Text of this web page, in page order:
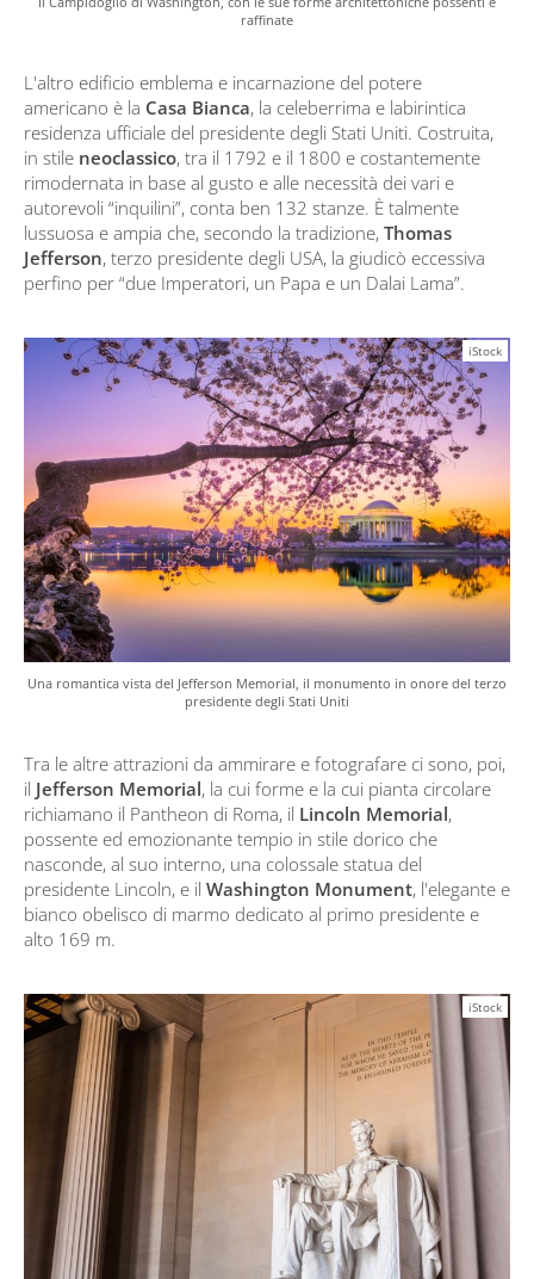
raffinate
L'altro edificio emblema e incarnazione del potere
americano è la Casa Bianca, la celeberrima e labirintica
residenza ufficiale del presidente degli Stati Uniti. Costruita,
in stile neoclassico, tra il 1792 e il 1800 e costantemente
rimodernata in base al gusto e alle necessità dei vari e
autorevoli “inquilini”, conta ben 132 stanze. È talmente
lussuosa e ampia che, secondo la tradizione, Thomas
Jefferson, terzo presidente degli USA, la giudicò eccessiva
perfino per “due Imperatori, un Papa e un Dalai Lama”.
iStock
Una romantica vista del Jefferson Memorial, il monumento in onore del terzo
presidente degli Stati Uniti
Tra le altre attrazioni da ammirare e fotografare ci sono, poi,
il Jefferson Memorial, la cui forme e la cui pianta circolare
richiamano il Pantheon di Roma, il Lincoln Memorial,
possente ed emozionante tempio in stile dorico che
nasconde, al suo interno, una colossale statua del
presidente Lincoln, e il Washington Monument, l'elegante e
bianco obelisco di marmo dedicato al primo presidente e
alto 169 m.
iStock